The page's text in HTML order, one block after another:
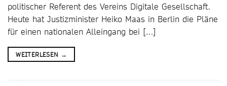
politischer Referent des Vereins Digitale Gesellschaft.
Heute hat Justizminister Heiko Maas in Berlin die Pläne
für einen nationalen Alleingang bei […]
WEITERLESEN →